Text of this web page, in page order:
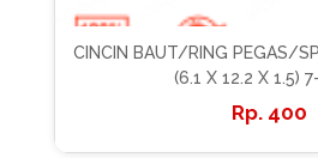
CINCIN BAUT/RING PEGAS/
(6.1 X 12.2 X 1.5)
400